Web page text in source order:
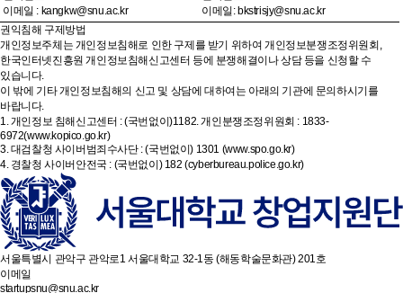
이메일 : kangkw@snu.ac.kr
이메일: bkstrisjy@snu.ac.kr
권익침해 구제방법
개인정보주체는 개인정보침해로 인한 구제를 받기 위하여 개인정보분쟁조정위원회,
한국인터넷진흥원 개인정보침해신고센터 등에 분쟁해결이나 상담 등을 신청할 수
있습니다.
이 밖에 기타 개인정보침해의 신고 및 상담에 대하여는 아래의 기관에 문의하시기를
바랍니다.
1. 개인정보 침해신고센터 : (국번없이)1182. 개인분쟁조정위원회 : 1833-
6972(www.kopico.go.kr)
3. 대검찰청 사이버범죄수사단 : (국번없이) 1301 (www.spo.go.kr)
4. 경찰청 사이버안전국 : (국번없이) 182 (cyberbureau.police.go.kr)
서울특별시 관악구 관악로1 서울대학교 32-1동 (해동학술문화관) 201호
이메일
startupsnu@snu.ac.kr